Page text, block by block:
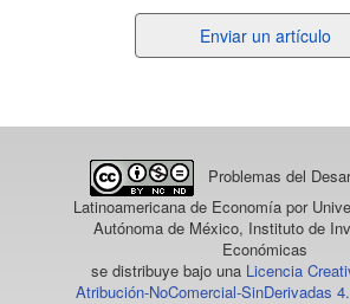
un
Enviar un artículo
Problemas del
Latinoamericana de Economía por
Autónoma de México, Instituto de
Económicas
se distribuye bajo una Licencia
Atribución-NoComercial-SinDerivadas